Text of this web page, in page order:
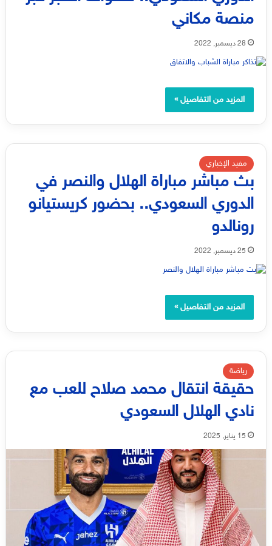
منصة مكاني
28 ديسمبر, 2022
المزيد من التفاصيل »
مفيد الإخباري
بث مباشر مباراة الهلال والنصر في
الدوري السعودي.. بحضور كريستيانو
رونالدو
25 ديسمبر, 2022
المزيد من التفاصيل »
رياضة
حقيقة انتقال محمد صلاح للعب مع
نادي الهلال السعودي
15 يناير, 2025